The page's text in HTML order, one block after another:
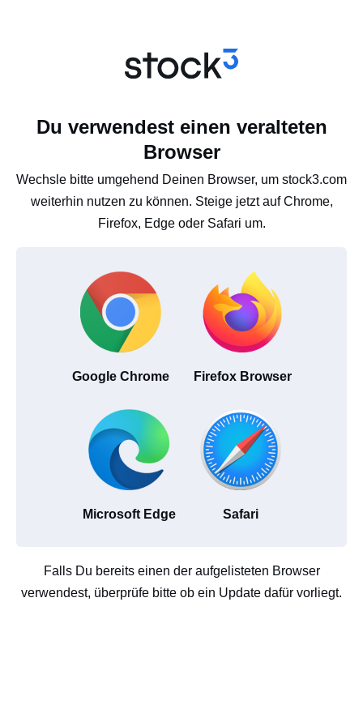
Du verwendest einen veralteten
Browser
Wechsle bitte umgehend Deinen Browser, um stock3.com
weiterhin nutzen zu können. Steige jetzt auf Chrome,
Firefox, Edge oder Safari um.
Google Chrome Firefox Browser
Microsoft Edge Safari
Falls Du bereits einen der aufgelisteten Browser
verwendest, überprüfe bitte ob ein Update dafür vorliegt.